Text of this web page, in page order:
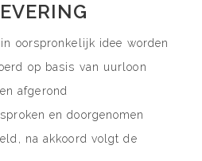
oorspronkelijk idee worden
op basis van uurloon
afgerond
en doorgenomen
na akkoord volgt de